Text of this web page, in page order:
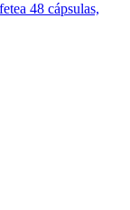
48 cápsulas,